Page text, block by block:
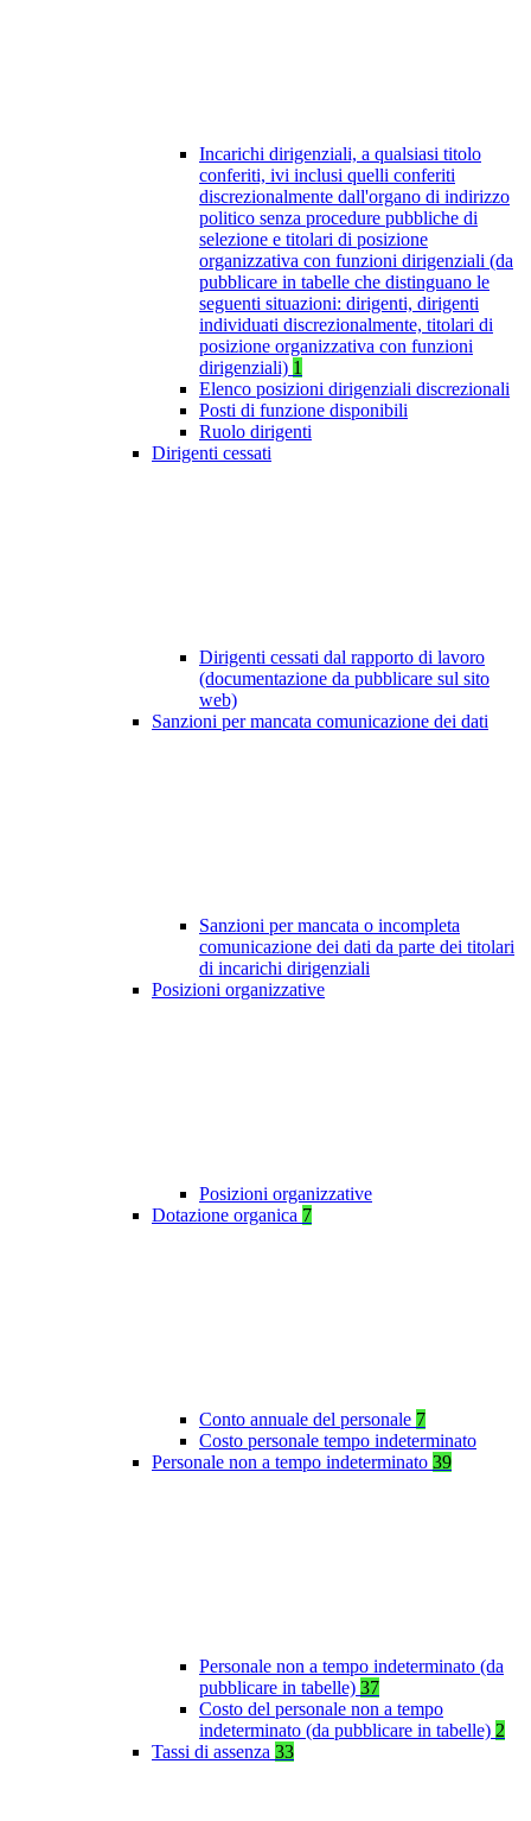
Incarichi dirigenziali, a qualsiasi titolo
conferiti, ivi inclusi quelli conferiti
discrezionalmente dall'organo di indirizzo
politico senza procedure pubbliche di
selezione e titolari di posizione
organizzativa con funzioni dirigenziali (da
pubblicare in tabelle che distinguano le
seguenti situazioni: dirigenti, dirigenti
individuati discrezionalmente, titolari di
posizione organizzativa con funzioni
dirigenziali) 1
Elenco posizioni dirigenziali discrezionali
Posti di funzione disponibili
Ruolo dirigenti
Dirigenti cessati
Dirigenti cessati dal rapporto di lavoro
(documentazione da pubblicare sul sito
web)
Sanzioni per mancata comunicazione dei dati
Sanzioni per mancata o incompleta
comunicazione dei dati da parte dei titolari
di incarichi dirigenziali
Posizioni organizzative
Posizioni organizzative
Dotazione organica 7
Conto annuale del personale 7
Costo personale tempo indeterminato
Personale non a tempo indeterminato 39
Personale non a tempo indeterminato (da
pubblicare in tabelle) 37
Costo del personale non a tempo
indeterminato (da pubblicare in tabelle) 2
Tassi di assenza 33